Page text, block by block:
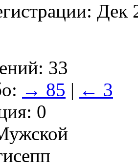
Дек
33
→ 85 | ← 3
0